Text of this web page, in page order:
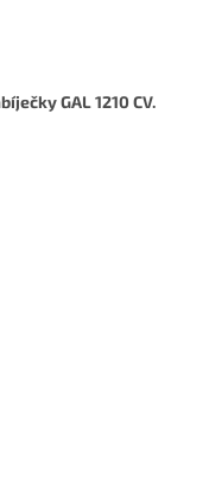
GAL 1210 CV.